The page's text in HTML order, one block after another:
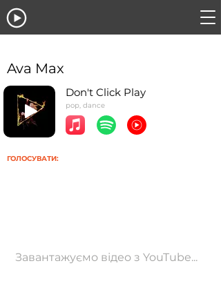
Ava Max
Don't Click Play
pop, dance
ГОЛОСУВАТИ:
Завантажуємо відео з YouTube...